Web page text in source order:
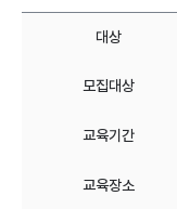
대상
모집대상
교육기간
교육장소